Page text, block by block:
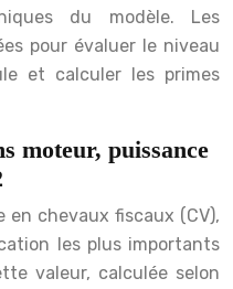
du modèle. Les
pour évaluer le niveau
et calculer les primes
moteur, puissance
en chevaux fiscaux (CV),
les plus importants
valeur, calculée selon